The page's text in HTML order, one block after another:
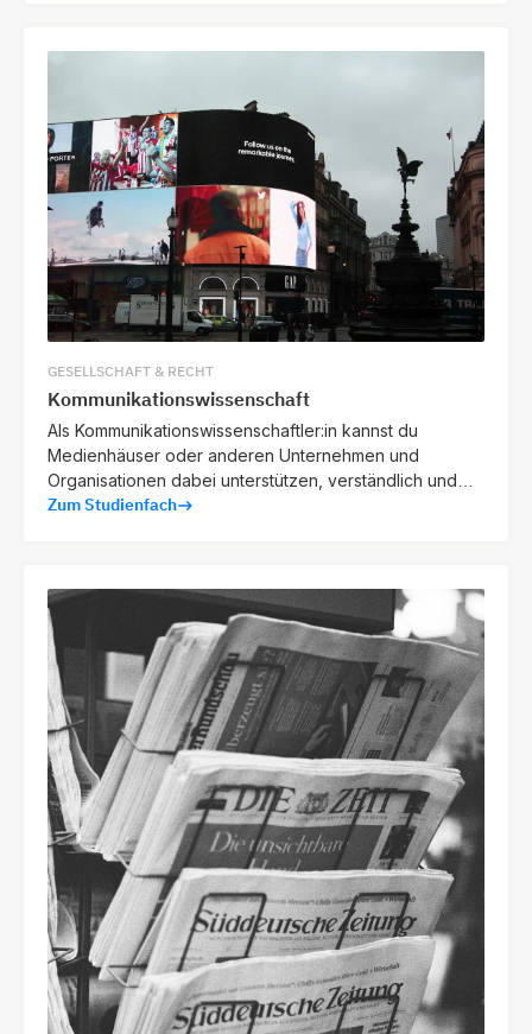
GESELLSCHAFT & RECHT
Kommunikationswissenschaft
Als Kommunikationswissenschaftler:in kannst du
Medienhäuser oder anderen Unternehmen und
Organisationen dabei unterstützen, verständlich und
wirkungsvoll zu kommunizieren.
Zum Studienfach